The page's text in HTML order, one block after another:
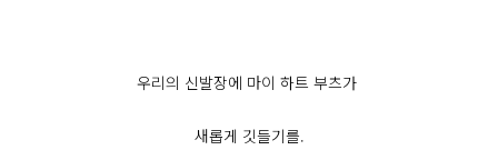
우리의 신발장에 마이 하트 부츠가
새롭게 깃들기를.